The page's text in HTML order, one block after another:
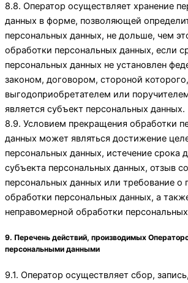
8.8. Оператор осуществляет хранение
данных в форме, позволяющей
персональных данных, не дольше, чем
обработки персональных данных, если
персональных данных не установлен
законом, договором, стороной которого,
выгодоприобретателем или
является субъект персональных данных.
8.9. Условием прекращения обработки
данных может являться достижение
персональных данных, истечение срока
субъекта персональных данных, отзыв
персональных данных или требование о
обработки персональных данных, а
неправомерной обработки
9. Перечень действий, производимых
персональными данными
9.1. Оператор осуществляет сбор,